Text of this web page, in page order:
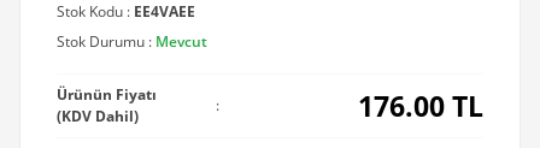
Stok Kodu : EE4VAEE
Stok Durumu : Mevcut
Ürünün Fiyatı
(KDV Dahil)
: 176.00TL